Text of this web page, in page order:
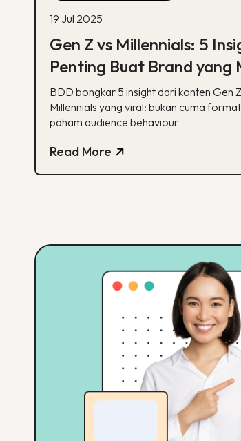
19 Jul 2025
Gen Z vs Millennials: 5
Penting Buat Brand yang
Tumbuh Lewat Konten
BDD bongkar 5 insight dari konten Gen
Millennials yang viral: bukan cuma
paham audience behaviour
Read More